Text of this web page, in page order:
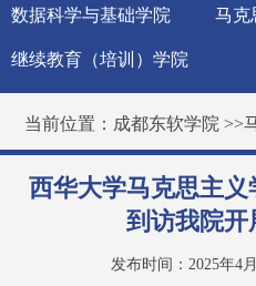
数据科学与基础学院 马克
继续教育（培训）学院
当前位置： 成都东软学院 >>
西华大学马克思主
到访我院开
发布时间：2025年4